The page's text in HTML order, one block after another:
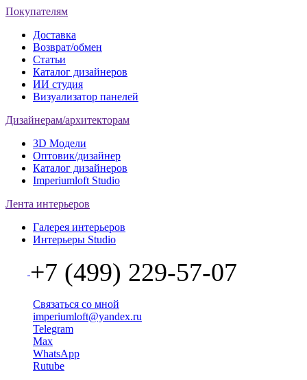
Покупателям
Доставка
Возврат/обмен
Статьи
Каталог дизайнеров
ИИ студия
Визуализатор панелей
Дизайнерам/архитекторам
3D Модели
Оптовик/дизайнер
Каталог дизайнеров
Imperiumloft Studio
Лента интерьеров
Галерея интерьеров
Интерьеры Studio
+7 (499) 229-57-07
Связаться со мной
imperiumloft@yandex.ru
Telegram
Max
WhatsApp
Rutube